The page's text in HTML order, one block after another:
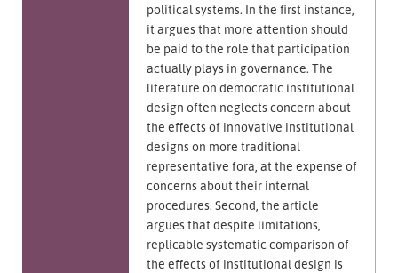
political systems. In the first instance,
it argues that more attention should
be paid to the role that participation
actually plays in governance. The
literature on democratic institutional
design often neglects concern about
the effects of innovative institutional
designs on more traditional
representative fora, at the expense of
concerns about their internal
procedures. Second, the article
argues that despite limitations,
replicable systematic comparison of
the effects of institutional design is